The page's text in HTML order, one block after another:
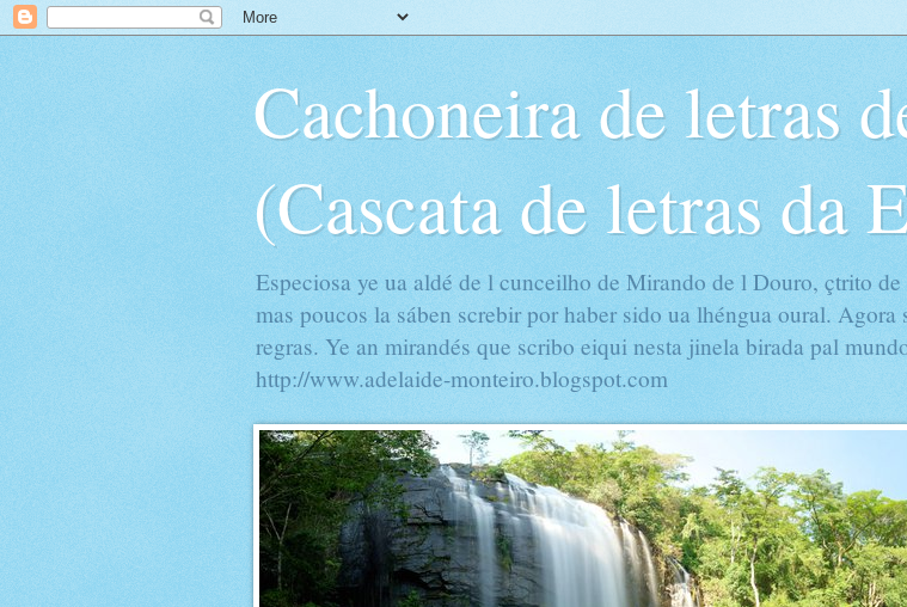
Cachoneira de letras
(Cascata de letras da
Especiosa ye ua aldé de l cunceilho de Mirando de l Douro, çtrito
mas poucos la sáben screbir por haber sido ua lhéngua oural.
regras. Ye an mirandés que scribo eiqui nesta jinela birada pal
http://www.adelaide-monteiro.blogspot.com